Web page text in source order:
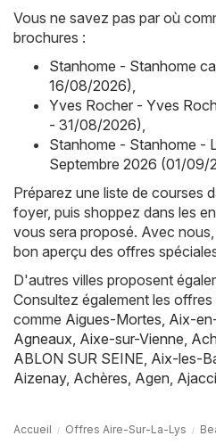
Vous ne savez pas par où
brochures :
Stanhome - Stanhome
16/08/2026),
Yves Rocher - Yves
- 31/08/2026),
Stanhome - Stanhome -
Septembre 2026 (01/
Préparez une liste de courses
foyer, puis shoppez dans les
vous sera proposé. Avec
bon aperçu des offres
D'autres villes proposent
Consultez également les
comme Aigues-Mortes, Aix-
Agneaux, Aixe-sur-Vienne,
ABLON SUR SEINE, Aix-les-
Aizenay, Achères, Agen,
Accueil Offres Aire-Sur-La-Lys